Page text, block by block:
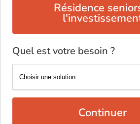
Résidence
Quel est votre besoin ?
Continuer